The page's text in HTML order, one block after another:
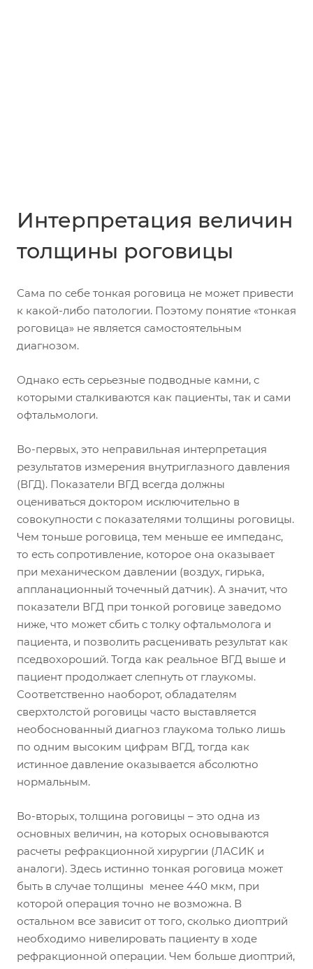
Интерпретация величин
толщины роговицы
Сама по себе тонкая роговица не может привести
к какой-либо патологии. Поэтому понятие «тонкая
роговица» не является самостоятельным
диагнозом.
Однако есть серьезные подводные камни, с
которыми сталкиваются как пациенты, так и сами
офтальмологи.
Во-первых, это неправильная интерпретация
результатов измерения внутриглазного давления
(ВГД). Показатели ВГД всегда должны
оцениваться доктором исключительно в
совокупности с показателями толщины роговицы.
Чем тоньше роговица, тем меньше ее импеданс,
то есть сопротивление, которое она оказывает
при механическом давлении (воздух, гирька,
аппланационный точечный датчик). А значит, что
показатели ВГД при тонкой роговице заведомо
ниже, что может сбить с толку офтальмолога и
пациента, и позволить расценивать результат как
пседвохороший. Тогда как реальное ВГД выше и
пациент продолжает слепнуть от глаукомы.
Соответственно наоборот, обладателям
сверхтолстой роговицы часто выставляется
необоснованный диагноз глаукома только лишь
по одним высоким цифрам ВГД, тогда как
истинное давление оказывается абсолютно
нормальным.
Во-вторых, толщина роговицы – это одна из
основных величин, на которых основываются
расчеты рефракционной хирургии (ЛАСИК и
аналоги). Здесь истинно тонкая роговица может
быть в случае толщины менее 440 мкм, при
которой операция точно не возможна. В
остальном все зависит от того, сколько диоптрий
необходимо нивелировать пациенту в ходе
рефракционной операции. Чем больше диоптрий,